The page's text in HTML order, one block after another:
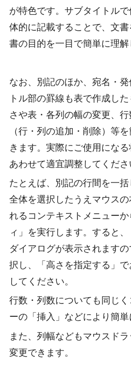
が特色です。サブタイトル
体的に記載することで、文
書の目的を一目で簡単に理解
なお、別記のほか、宛名・
トル部の罫線も表で作成し
さや表・各列の幅の変更、
（行・列の追加・削除）等
きます。実際にご使用にな
あわせて適宜調整してくださ
たとえば、別記の行間を一
全体を選択したうえマウス
れるコンテキストメニュー
ィ」を実行します。すると、
ダイアログが表示されます
択し、「高さを指定する」
してください。
行数・列数についても同じ
ーの「挿入」などにより簡単
また、列幅などもマウスド
変更できます。